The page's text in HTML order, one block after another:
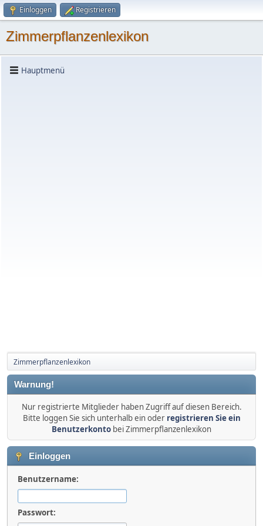
Einloggen Registrieren
Zimmerpflanzenlexikon
Hauptmenü
Zimmerpflanzenlexikon
Warnung!
Nur registrierte Mitglieder haben Zugriff auf diesen Bereich.
Bitte loggen Sie sich unterhalb ein oder registrieren Sie ein
Benutzerkonto bei Zimmerpflanzenlexikon
Einloggen
Benutzername:
Passwort: